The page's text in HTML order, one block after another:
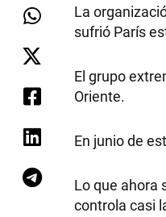
La
sufrió París
El grupo
Oriente.
En junio de
Lo que ahora
controla casi